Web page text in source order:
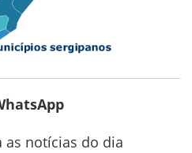
as notícias do dia